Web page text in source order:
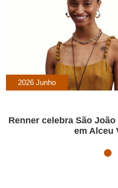
2026 Junho
Renner celebra São
em Alceu